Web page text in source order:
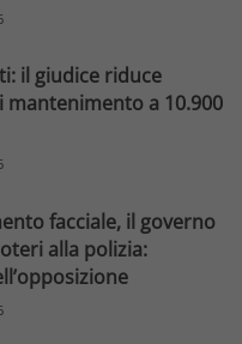
il giudice riduce
mantenimento a 10.900
facciale, il governo
alla polizia: